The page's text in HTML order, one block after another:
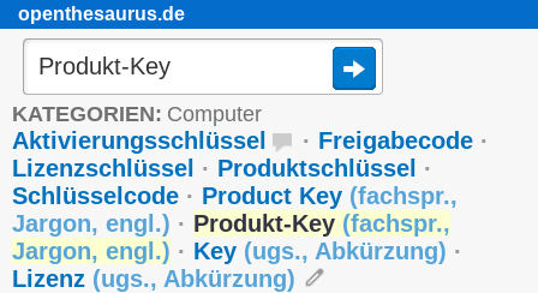
openthesaurus.de
KATEGORIEN: Computer
Aktivierungsschlüssel · Freigabecode ·
Lizenzschlüssel · Produktschlüssel ·
Schlüsselcode · Product Key (fachspr.,
Jargon, engl.) · Produkt-Key (fachspr.,
Jargon, engl.) · Key (ugs., Abkürzung) ·
Lizenz (ugs., Abkürzung)